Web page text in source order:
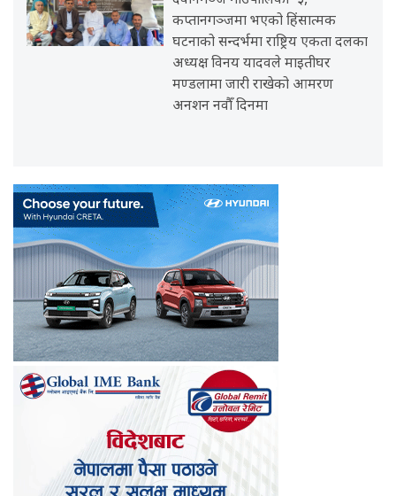
कप्तानगञ्जमा भएको हिंसात्मक
घटनाको सन्दर्भमा राष्ट्रिय एकता दलका
अध्यक्ष विनय यादवले माइतीघर
मण्डलामा जारी राखेको आमरण
अनशन नवौँ दिनमा